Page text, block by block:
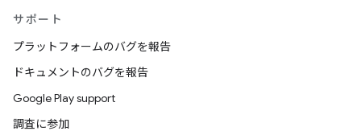
サポート
プラットフォームのバグを報告
ドキュメントのバグを報告
Google Play support
調査に参加